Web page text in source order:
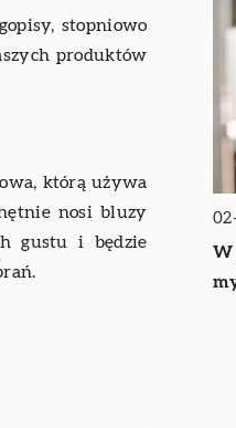
stopniowo
produktów
którą używa
nosi bluzy
gustu i będzie
W